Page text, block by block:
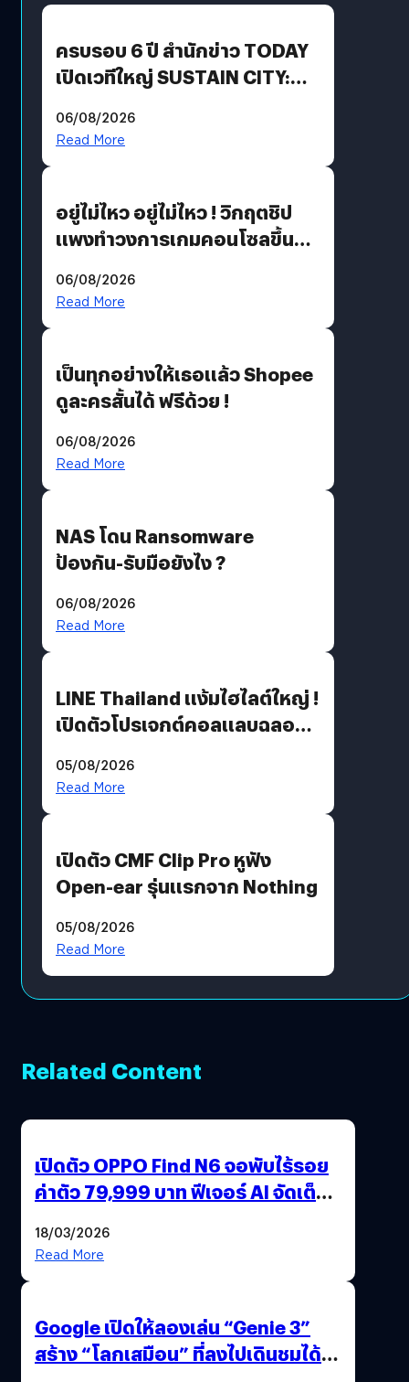
ครบรอบ 6 ปี สำนักข่าว TODAY
เปิดเวทีใหญ่ SUSTAIN CITY:
แนวทางปรับตัวสู่เศรษฐกิจสี
06/08/2026
Read More
อยู่ไม่ไหว อยู่ไม่ไหว ! วิกฤตชิป
แพงทำวงการเกมคอนโซลขึ้น
?
06/08/2026
Read More
เป็นทุกอย่างให้เธอแล้ว Shopee
ดูละครสั้นได้ ฟรีด้วย !
06/08/2026
Read More
NAS โดน Ransomware
ป้องกัน-รับมือยังไง ?
06/08/2026
Read More
LINE Thailand แง้มไฮไลต์ใหญ่ !
เปิดตัวโปรเจกต์คอลแลบฉลอง
Moon x LINE FRIENDS
05/08/2026
Read More
เปิดตัว CMF Clip Pro หูฟัง
Open-ear รุ่นแรกจาก Nothing
05/08/2026
Read More
Related Content
เปิดตัว OPPO Find N6 จอพับไร้รอย
ค่าตัว 79,999 บาท ฟีเจอร์ AI จัดเต็ม
18/03/2026
Read More
Google เปิดให้ลองเล่น “Genie 3”
สร้าง “โลกเสมือน” ที่ลงไปเดินชมได้